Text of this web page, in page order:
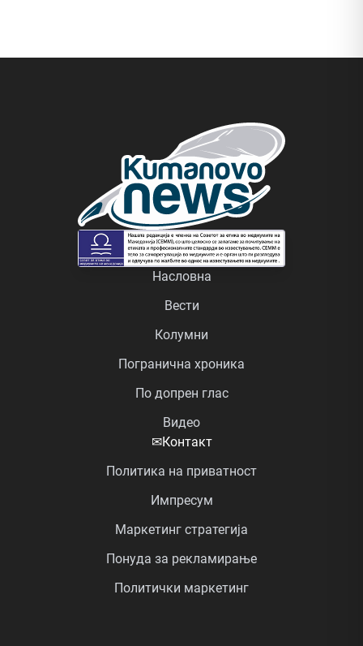
Насловна
Вести
Колумни
Погранична хроника
По допрен глас
Видео
✉Контакт
Политика на приватност
Импресум
Маркетинг стратегија
Понуда за рекламирање
Политички маркетинг